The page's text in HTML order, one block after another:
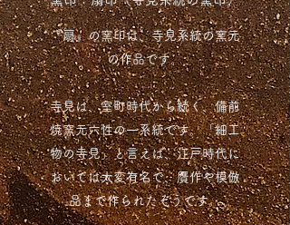
『扇』の窯印は、寺見系統の窯元
の作品です。
寺見は、室町時代から続く、備前
焼窯元六性の一系統です。「細工
物の寺見」と言えば、江戸時代に
おいては大変有名で、贋作や模倣
品まで作られたそうです。